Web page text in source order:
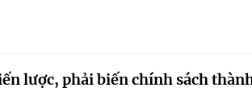
lược, phải biến chính sách